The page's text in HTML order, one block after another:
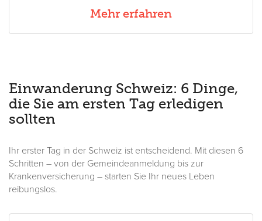
Mehr erfahren
Einwanderung Schweiz: 6 Dinge,
die Sie am ersten Tag erledigen
sollten
Ihr erster Tag in der Schweiz ist entscheidend. Mit diesen 6
Schritten – von der Gemeindeanmeldung bis zur
Krankenversicherung – starten Sie Ihr neues Leben
reibungslos.